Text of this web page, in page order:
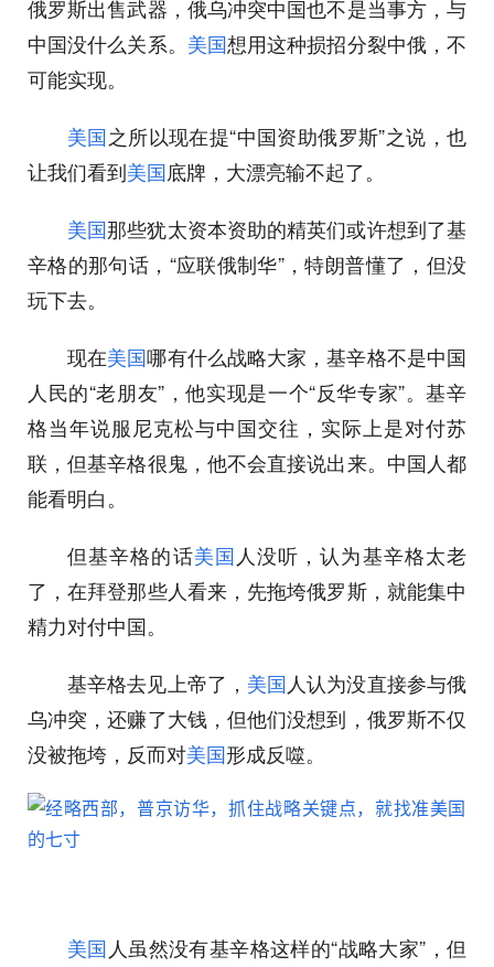
俄罗斯出售武器，俄乌冲突中国也不是当事方，与
中国没什么关系。 美国想用这种损招分裂中俄，不
可能实现。
美国之所以现在提“中国资助俄罗斯”之说，也
让我们看到美国底牌，大漂亮输不起了。
美国那些犹太资本资助的精英们或许想到了基
辛格的那句话，“应联俄制华”，特朗普懂了，但没
玩下去。
现在美国哪有什么战略大家，基辛格不是中国
人民的“老朋友”，他实现是一个“反华专家”。基辛
格当年说服尼克松与中国交往，实际上是对付苏
联，但基辛格很鬼，他不会直接说出来。中国人都
能看明白。
但基辛格的话美国人没听，认为基辛格太老
了，在拜登那些人看来，先拖垮俄罗斯，就能集中
精力对付中国。
基辛格去见上帝了， 美国人认为没直接参与俄
乌冲突，还赚了大钱，但他们没想到，俄罗斯不仅
没被拖垮，反而对美国形成反噬。
美国人虽然没有基辛格这样的“战略大家”，但